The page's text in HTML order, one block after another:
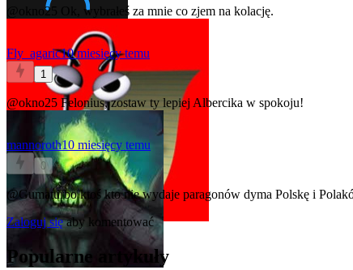
@okno25 Ok, wybrałeś za mnie co zjem na kolację.
Fly_agaric10 miesięcy temu
1
@okno25 Felonius, zostaw ty lepiej Albercika w spokoju!
mannoroth10 miesięcy temu
0
@Gumaturboktoś kto nie wydaje paragonów dyma Polskę i
Zaloguj sięaby komentować
Popularne artykuły